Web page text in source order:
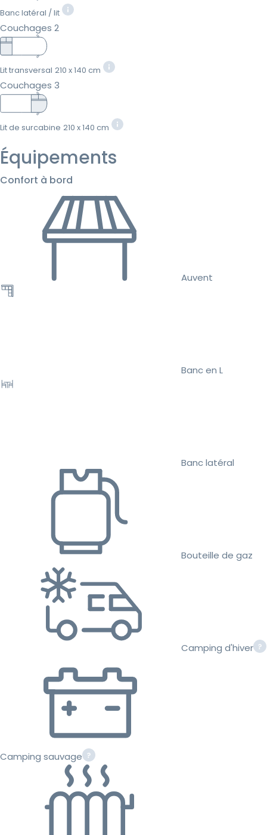
Banc latéral / lit
Couchages 2
Lit transversal 210 x 140 cm
Couchages 3
Lit de surcabine 210 x 140 cm
Équipements
Confort à bord
Auvent
Banc en L
Banc latéral
Bouteille de gaz
Camping d'hiver
Camping sauvage